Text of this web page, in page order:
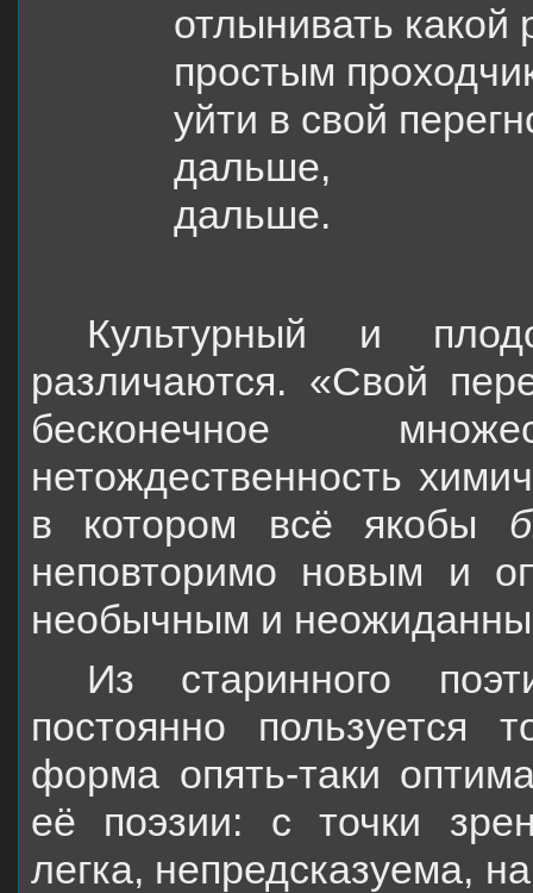
отлынивать
простым
уйти в свой
дальше,
дальше.
Культурный и
различаются. «Свой
бесконечное
нетождественность
в котором всё якобы
неповторимо новым и
необычным и
Из старинного
постоянно
форма опять-таки
её поэзии: с точки
легка, непредсказуема,